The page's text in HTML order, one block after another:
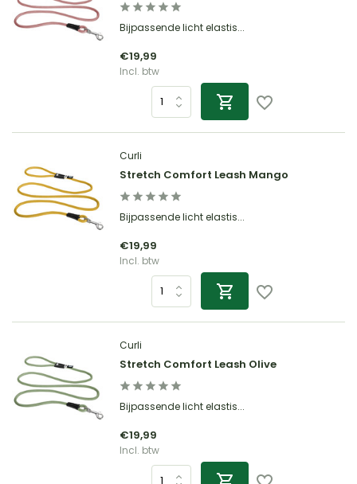
Bijpassende licht elastis...
€19,99
Incl. btw
Curli
Stretch Comfort Leash Mango
Bijpassende licht elastis...
€19,99
Incl. btw
Curli
Stretch Comfort Leash Olive
Bijpassende licht elastis...
€19,99
Incl. btw